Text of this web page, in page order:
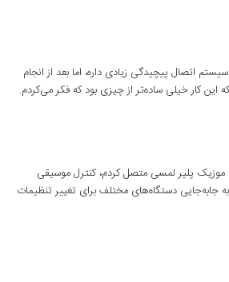
اتصال پیچیدگی زیادی داره، اما بعد از انجام
این کار خیلی ساده‌تر از چیزی بود که فکر می‌کردم.
پلیر لمسی متصل کردم، کنترل موسیقی
جابه‌جایی دستگاه‌های مختلف برای تغییر تنظیمات